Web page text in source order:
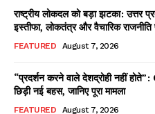
राष्ट्रीय लोकदल को बड़ा झटका: उत्तर
इस्तीफा, लोकतंत्र और वैचारिक राजनीति
FEATURED August 7, 2026
“प्रदर्शन करने वाले देशद्रोही नहीं
छिड़ी नई बहस, जानिए पूरा मामला
FEATURED August 7, 2026